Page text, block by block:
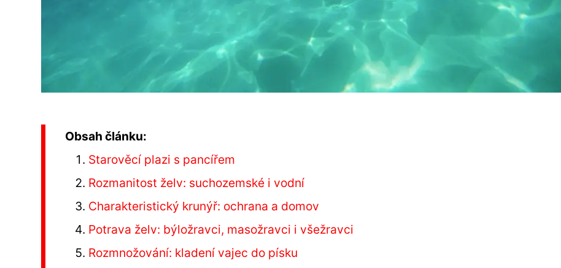
Obsah článku:
Starověcí plazi s pancířem
Rozmanitost želv: suchozemské i vodní
Charakteristický krunýř: ochrana a domov
Potrava želv: býložravci, masožravci i všežravci
Rozmnožování: kladení vajec do písku